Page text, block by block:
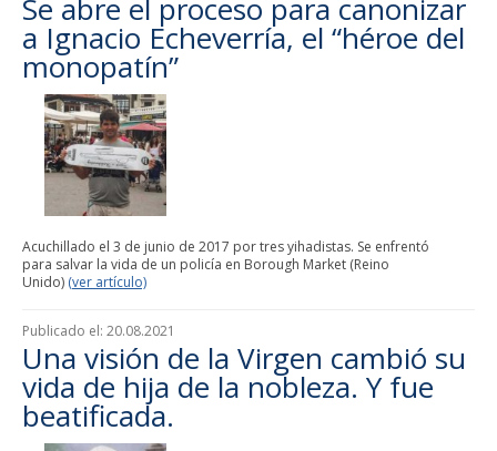
Se abre el proceso para canonizar
a Ignacio Echeverría, el “héroe del
monopatín”
Acuchillado el 3 de junio de 2017 por tres yihadistas. Se enfrentó
para salvar la vida de un policía en Borough Market (Reino
Unido) (ver artículo)
Publicado el: 20.08.2021
Una visión de la Virgen cambió su
vida de hija de la nobleza. Y fue
beatificada.